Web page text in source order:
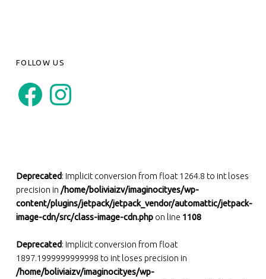
FOLLOW US
Deprecated: Implicit conversion from float 1264.8 to int loses
precision in/home/boliviaizv/imaginocityes/wp-
content/plugins/jetpack/jetpack_vendor/automattic/jetpack-
image-cdn/src/class-image-cdn.php on line 1108
Deprecated: Implicit conversion from float
1897.1999999999998 to int loses precision in
/home/boliviaizv/imaginocityes/wp-